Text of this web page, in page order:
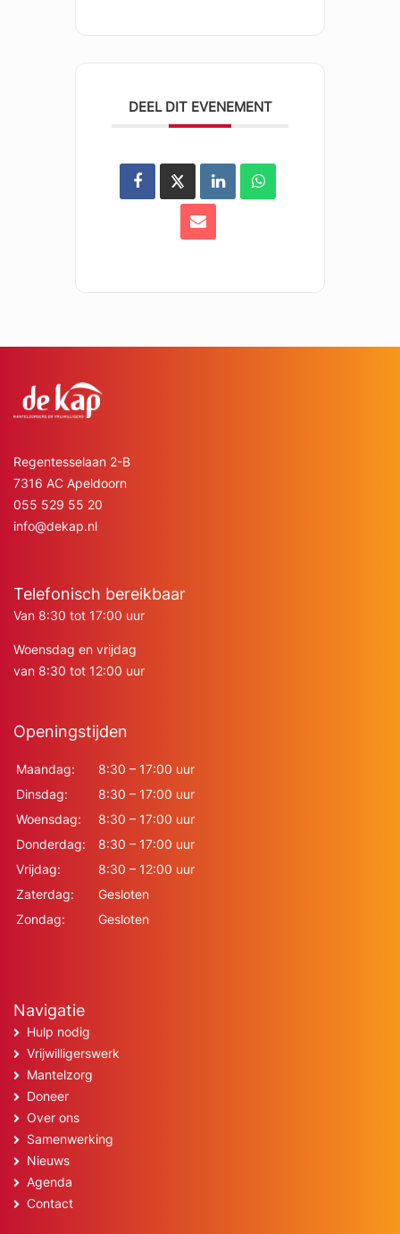
DEEL DIT EVENEMENT
Regentesselaan 2-B
7316 AC Apeldoorn
055 529 55 20
info@dekap.nl
Telefonisch bereikbaar
Van 8:30 tot 17:00 uur
Woensdag en vrijdag
van 8:30 tot 12:00 uur
Openingstijden
Maandag:
8:30 – 17:00 uur
Dinsdag:
8:30 – 17:00 uur
Woensdag:
8:30 – 17:00 uur
Donderdag:
8:30 – 17:00 uur
Vrijdag:
8:30 – 12:00 uur
Zaterdag:
Gesloten
Zondag:
Gesloten
Navigatie
Hulp nodig
Vrijwilligerswerk
Mantelzorg
Doneer
Over ons
Samenwerking
Nieuws
Agenda
Contact